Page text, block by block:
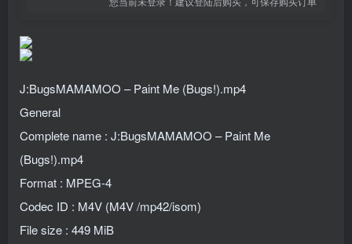
J:BugsMAMAMOO – Paint Me (Bugs!).mp4
General
Complete name : J:BugsMAMAMOO – Paint Me
(Bugs!).mp4
Format : MPEG-4
Codec ID : M4V (M4V /mp42/isom)
File size : 449 MiB